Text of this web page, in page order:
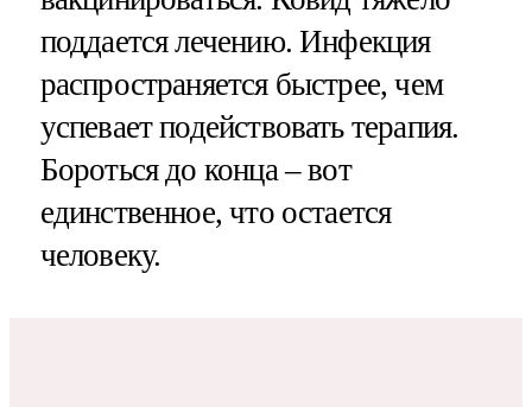
поддается лечению. Инфекция
распространяется быстрее, чем
успевает подействовать терапия.
Бороться до конца – вот
единственное, что остается
человеку.